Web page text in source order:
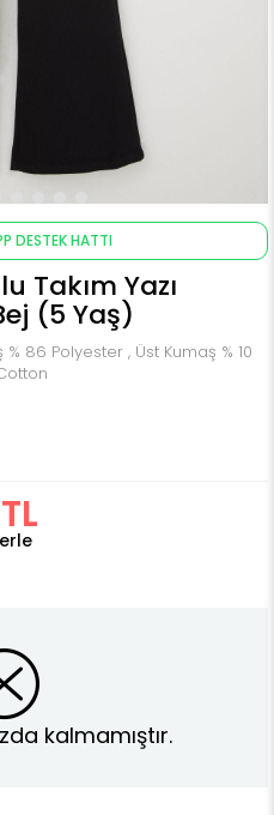
DESTEK HATTI
Takım Yazı
(5 Yaş)
86 Polyester , Üst Kumaş % 10
kalmamıştır.